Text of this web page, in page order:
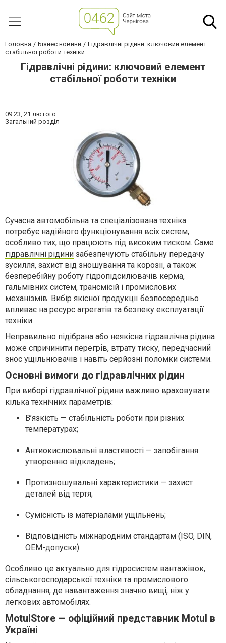
Головна Бізнес новини
Гідравлічні рідини: ключовий елемент
стабільної роботи техніки
Гідравлічні рідини: ключовий елемент
стабільної роботи техніки
09:23, 21 лютого
Загальний розділ
Сучасна автомобільна та спеціалізована техніка
потребує надійного функціонування всіх систем,
особливо тих, що працюють під високим тиском. Саме
гідравлічні рідини забезпечують стабільну передачу
зусилля, захист від зношування та корозії, а також
безперебійну роботу гідропідсилювачів керма,
гальмівних систем, трансмісій і промислових
механізмів. Вибір якісної продукції безпосередньо
впливає на ресурс агрегатів та безпеку експлуатації
техніки.
Неправильно підібрана або неякісна гідравлічна рідина
може спричинити перегрів, втрату тиску, передчасний
знос ущільнювачів і навіть серйозні поломки системи.
Основні вимоги до гідравлічних рідин
При виборі гідравлічної рідини важливо враховувати
кілька технічних параметрів:
В’язкість — стабільність роботи при різних
температурах;
Антиокислювальні властивості — запобігання
утворенню відкладень;
Протизношувальні характеристики — захист
деталей від тертя;
Сумісність із матеріалами ущільнень;
Відповідність міжнародним стандартам (ISO, DIN,
OEM-допуски).
Особливо це актуально для гідросистем вантажівок,
сільськогосподарської техніки та промислового
обладнання, де навантаження значно вищі, ніж у
легкових автомобілях.
MotulStore — офіційний представник Motul в
Україні